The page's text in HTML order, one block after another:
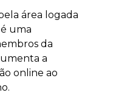
área logada
uma
da
a
online ao